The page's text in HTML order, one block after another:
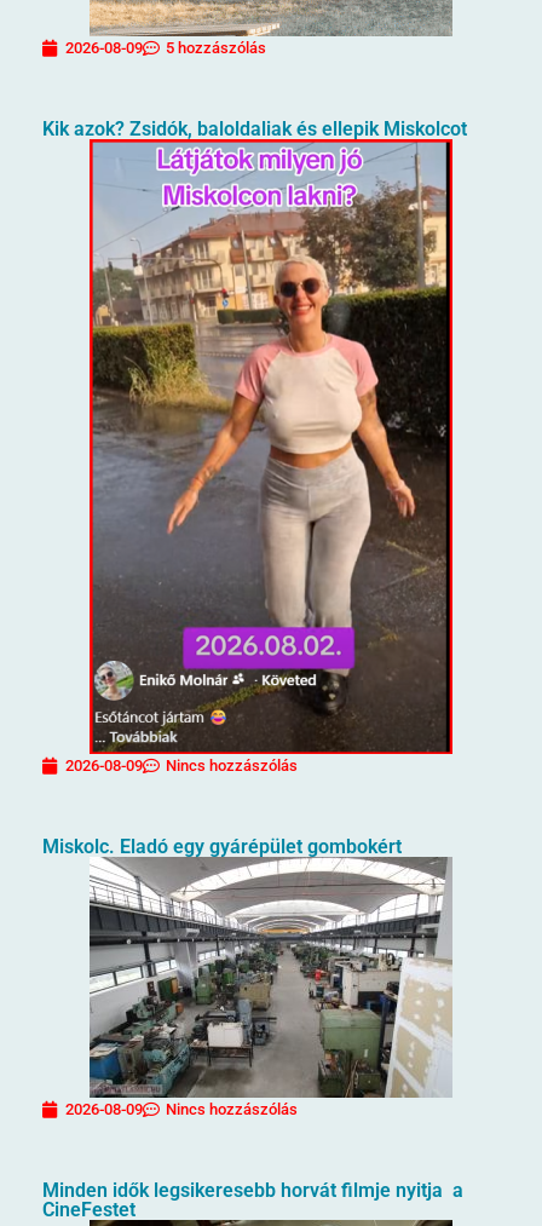
2026-08-09 5 hozzászólás
Kik azok? Zsidók, baloldaliak és ellepik Miskolcot
2026-08-09 Nincs hozzászólás
Miskolc. Eladó egy gyárépület gombokért
2026-08-09 Nincs hozzászólás
Minden idők legsikeresebb horvát filmje nyitja a
CineFestet